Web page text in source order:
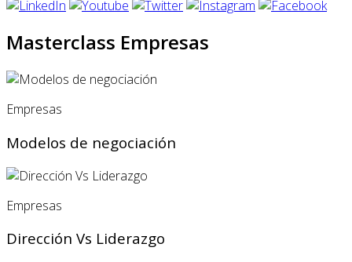
Masterclass Empresas
Empresas
Modelos de negociación
Empresas
Dirección Vs Liderazgo